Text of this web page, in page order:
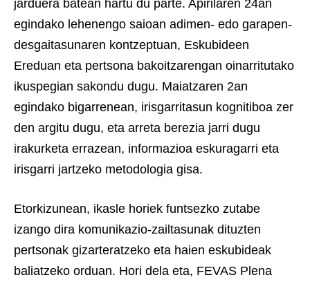
jarduera batean hartu du parte. Apirilaren 24an
egindako lehenengo saioan adimen- edo garapen-
desgaitasunaren kontzeptuan, Eskubideen
Ereduan eta pertsona bakoitzarengan oinarritutako
ikuspegian sakondu dugu. Maiatzaren 2an
egindako bigarrenean, irisgarritasun kognitiboa zer
den argitu dugu, eta arreta berezia jarri dugu
irakurketa errazean, informazioa eskuragarri eta
irisgarri jartzeko metodologia gisa.
Etorkizunean, ikasle horiek funtsezko zutabe
izango dira komunikazio-zailtasunak dituzten
pertsonak gizarteratzeko eta haien eskubideak
baliatzeko orduan. Hori dela eta, FEVAS Plena